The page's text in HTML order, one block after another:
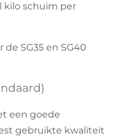
kilo schuim per
SG35 en SG40
een goede
gebruikte kwaliteit